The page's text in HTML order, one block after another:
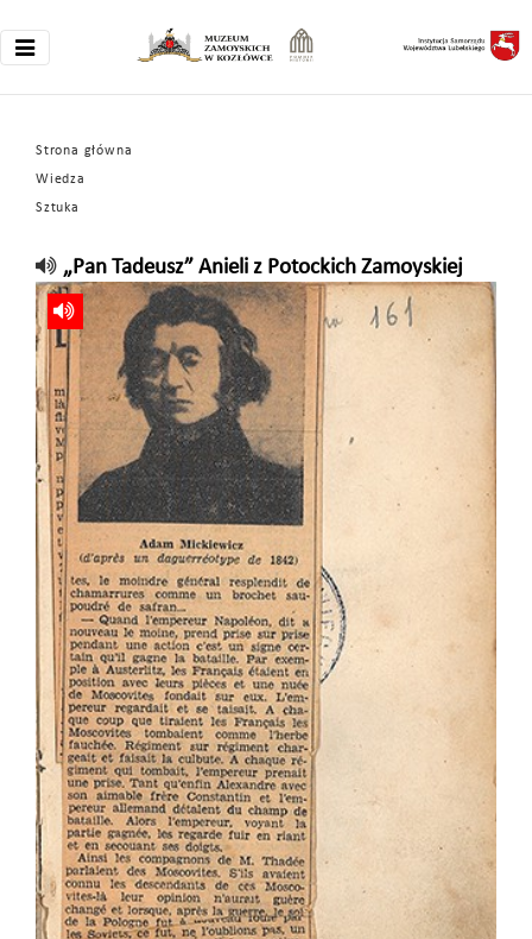
Strona główna
Wiedza
Sztuka
„Pan Tadeusz” Anieli z Potockich Zamoyskiej